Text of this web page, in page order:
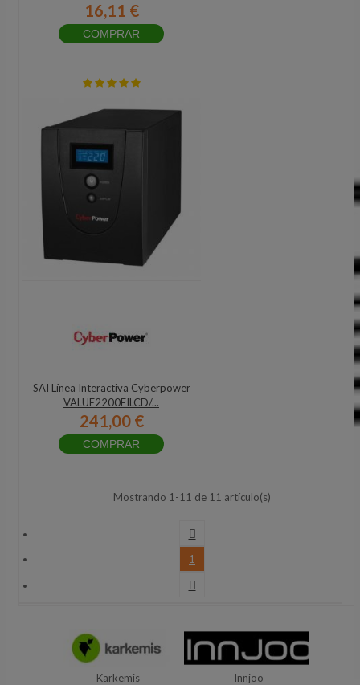
16,11 €
COMPRAR
SAI Línea Interactiva Cyberpower
VALUE2200EILCD/...
241,00 €
COMPRAR
Mostrando 1-11 de 11 artículo(s)

1

Karkemis Innjoo